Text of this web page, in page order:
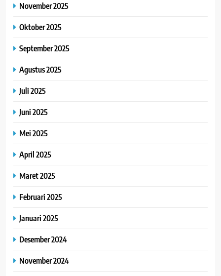
November 2025
Oktober 2025
September 2025
Agustus 2025
Juli 2025
Juni 2025
Mei 2025
April 2025
Maret 2025
Februari 2025
Januari 2025
Desember 2024
November 2024